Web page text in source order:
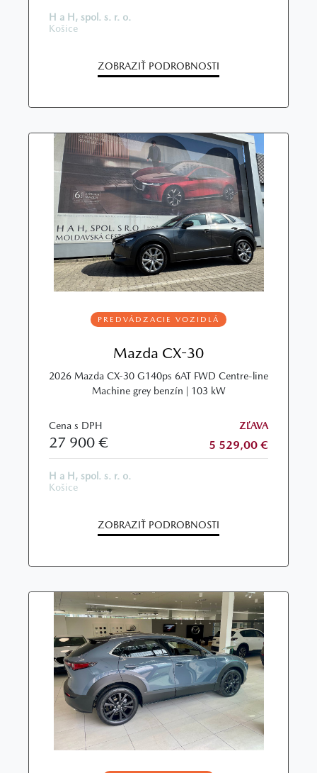
H a H, spol. s. r. o.
Košice
ZOBRAZIŤ PODROBNOSTI
PREDVÁDZACIE VOZIDLÁ
Mazda CX-30
2026 Mazda CX-30 G140ps 6AT FWD Centre-line
Machine grey benzín | 103 kW
Cena s DPH
27 900 €
ZĽAVA
5 529,00 €
H a H, spol. s. r. o.
Košice
ZOBRAZIŤ PODROBNOSTI